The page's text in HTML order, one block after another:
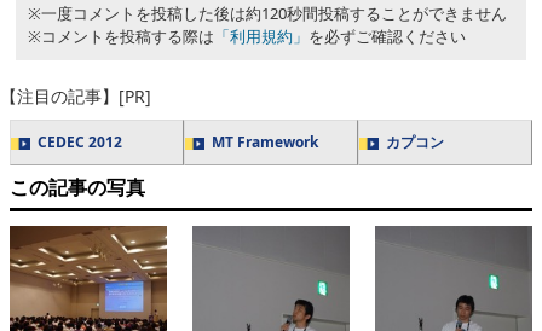
※一度コメントを投稿した後は約120秒間投稿することができません
※コメントを投稿する際は 「利用規約」 を必ずご確認ください
【注目の記事】[PR]
CEDEC 2012 MT Framework カプコン
この記事の写真